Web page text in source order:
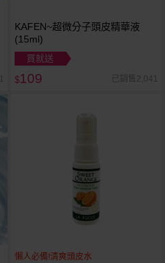
KAFEN~超微分子頭皮精華液
(15ml)
買就送
$109 已銷售2,041
懶人必備!清爽頭皮水